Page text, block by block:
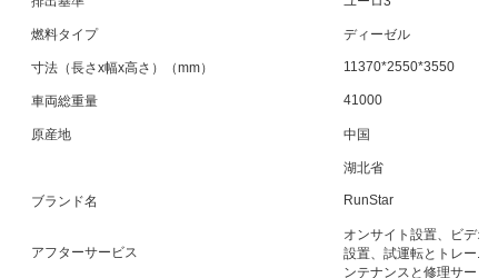
燃料タイプ ディーゼル
寸法（長さx幅x高さ）（mm） 11370*2550*3550
車両総重量 41000
原産地 中国
湖北省
ブランド名 RunStar
アフターサービス
オンサイト設置、ビデオ
設置、試運転とトレーニ
ンテナンスと修理サービ